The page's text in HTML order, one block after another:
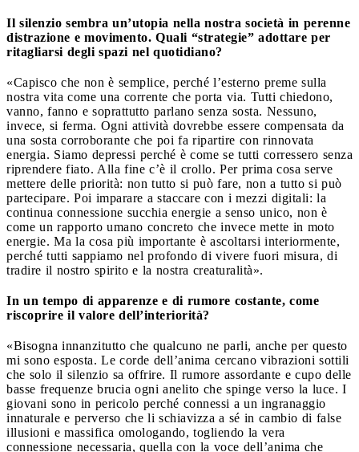
Il silenzio sembra un’utopia nella nostra società in perenne
distrazione e movimento. Quali “strategie” adottare per
ritagliarsi degli spazi nel quotidiano?
«Capisco che non è semplice, perché l’esterno preme sulla
nostra vita come una corrente che porta via. Tutti chiedono,
vanno, fanno e soprattutto parlano senza sosta. Nessuno,
invece, si ferma. Ogni attività dovrebbe essere compensata da
una sosta corroborante che poi fa ripartire con rinnovata
energia. Siamo depressi perché è come se tutti corressero senza
riprendere fiato. Alla fine c’è il crollo. Per prima cosa serve
mettere delle priorità: non tutto si può fare, non a tutto si può
partecipare. Poi imparare a staccare con i mezzi digitali: la
continua connessione succhia energie a senso unico, non è
come un rapporto umano concreto che invece mette in moto
energie. Ma la cosa più importante è ascoltarsi interiormente,
perché tutti sappiamo nel profondo di vivere fuori misura, di
tradire il nostro spirito e la nostra creaturalità».
In un tempo di apparenze e di rumore costante, come
riscoprire il valore dell’interiorità?
«Bisogna innanzitutto che qualcuno ne parli, anche per questo
mi sono esposta. Le corde dell’anima cercano vibrazioni sottili
che solo il silenzio sa offrire. Il rumore assordante e cupo delle
basse frequenze brucia ogni anelito che spinge verso la luce. I
giovani sono in pericolo perché connessi a un ingranaggio
innaturale e perverso che li schiavizza a sé in cambio di false
illusioni e massifica omologando, togliendo la vera
connessione necessaria, quella con la voce dell’anima che